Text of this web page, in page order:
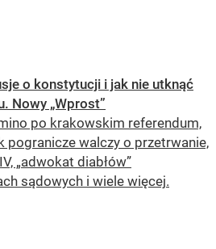
o konstytucji i jak nie utknąć
Nowy „Wprost”
po krakowskim referendum,
pogranicze walczy o przetrwanie,
„adwokat diabłów”
sądowych i wiele więcej.